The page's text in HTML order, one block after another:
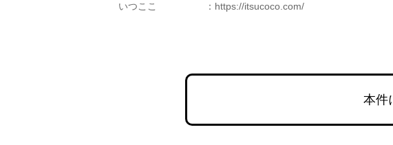
いつここ　　　　　：https://itsucoco.com/
本件